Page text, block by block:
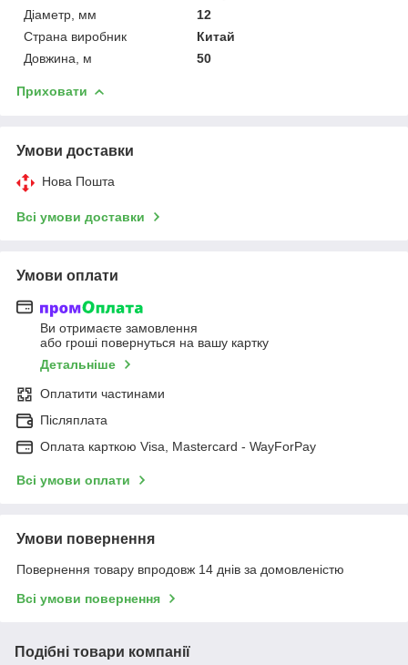
Діаметр, мм
12
Страна виробник
Китай
Довжина, м
50
Приховати
Умови доставки
Нова Пошта
Всі умови доставки
Умови оплати
Ви отримаєте замовлення
або гроші повернуться на вашу картку
Детальніше
Оплатити частинами
Післяплата
Оплата карткою Visa, Mastercard - WayForPay
Всі умови оплати
Умови повернення
Повернення товару впродовж 14 днів за домовленістю
Всі умови повернення
Подібні товари компанії